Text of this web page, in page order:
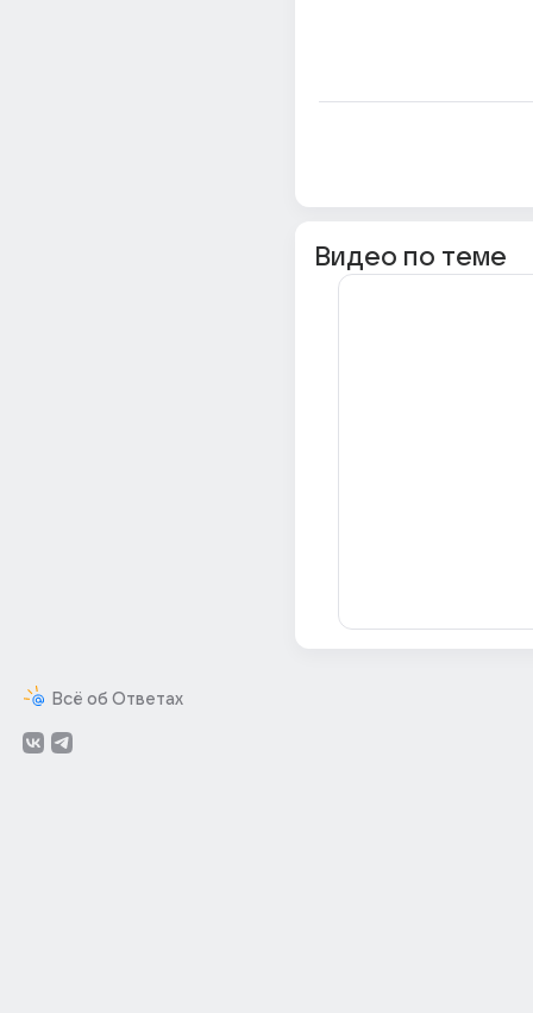
Всё об Ответах
Видео по теме